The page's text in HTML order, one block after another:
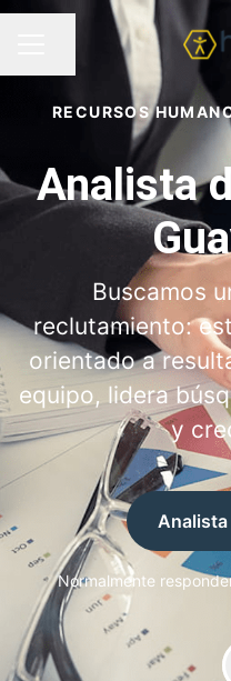
MENÚ DE EMPLEO
Compartir página
RECURSOS
Analista
Buscamos
reclutamiento:
orientado a
equipo, lidera
y
Analista
Normalmente